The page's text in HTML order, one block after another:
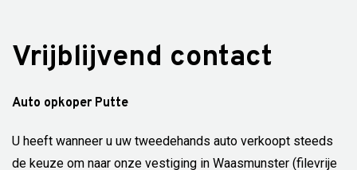
Vrijblijvend contact
Auto opkoper Putte
U heeft wanneer u uw tweedehands auto verkoopt steeds
de keuze om naar onze vestiging in Waasmunster (filevrije